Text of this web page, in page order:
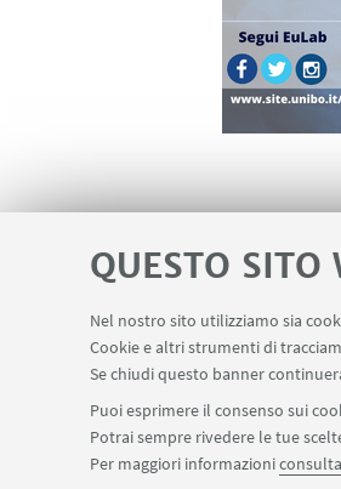
QUESTO
Nel nostro sito utilizziamo sia
Cookie e altri strumenti di
Se chiudi questo banner
Puoi esprimere il consenso sui
Potrai sempre rivedere le tue
Per maggiori informazioni
La